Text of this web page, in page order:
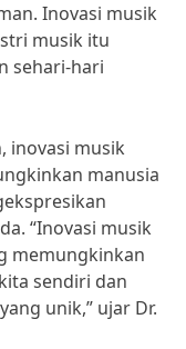
Inovasi musik
musik itu
sehari-hari
inovasi musik
manusia
“Inovasi musik
memungkinkan
sendiri dan
unik,” ujar Dr.